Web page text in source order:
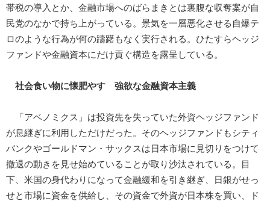
帯税の導入とか、金融市場へのばらまきとは裏腹な収奪案が自
民党のなかで持ち上がっている。景気を一層悪化させる自爆テ
ロのような行為が何の躊躇もなく実行される。ひたすらヘッジ
ファンドや金融資本にだけ貢ぐ構造を露呈している。
社会食い物に懐肥やす 強欲な金融資本主義
「アベノミクス」は投資先を失っていた外資ヘッジファンド
が息継ぎに利用しただけだった。そのヘッジファンドもシティ
バンクやゴールドマン・サックスは日本市場に見切りをつけて
撤退の動きを見せ始めていることが取り沙汰されている。目
下、米国の身代わりになって金融緩和を引き継ぎ、日銀がせっ
せと市場に資金を供給し、その資金で外資が日本株を買い、ド